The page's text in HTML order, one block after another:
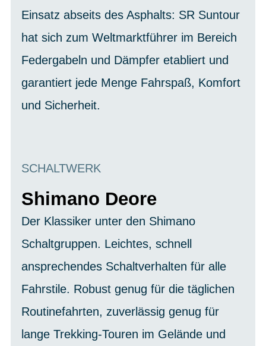
Einsatz abseits des Asphalts: SR Suntour
hat sich zum Weltmarktführer im Bereich
Federgabeln und Dämpfer etabliert und
garantiert jede Menge Fahrspaß, Komfort
und Sicherheit.
SCHALTWERK
Shimano Deore
Der Klassiker unter den Shimano
Schaltgruppen. Leichtes, schnell
ansprechendes Schaltverhalten für alle
Fahrstile. Robust genug für die täglichen
Routinefahrten, zuverlässig genug für
lange Trekking-Touren im Gelände und